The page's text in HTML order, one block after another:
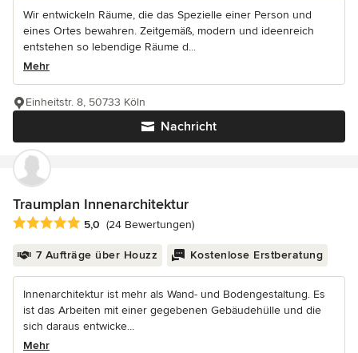
Wir entwickeln Räume, die das Spezielle einer Person und
eines Ortes bewahren. Zeitgemäß, modern und ideenreich
entstehen so lebendige Räume d...
Mehr
Nachricht
Einheitstr. 8, 50733 Köln
Traumplan Innenarchitektur
Durchschnittliche Bewertung: 5 von 5 Sternen
5,0 (24 Bewertungen)
7 Aufträge über Houzz Kostenlose Erstberatung
Innenarchitektur ist mehr als Wand- und Bodengestaltung. Es
ist das Arbeiten mit einer gegebenen Gebäudehülle und die
sich daraus entwicke...
Mehr